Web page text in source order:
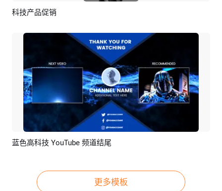
科技产品促销
预览
蓝色高科技 YouTube 频道结尾
更多模板